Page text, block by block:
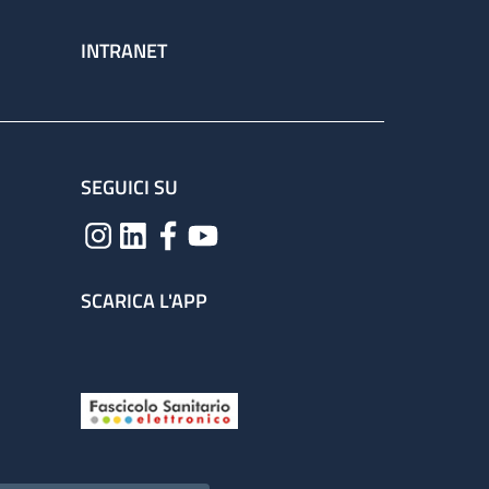
INTRANET
SEGUICI SU
SCARICA L'APP